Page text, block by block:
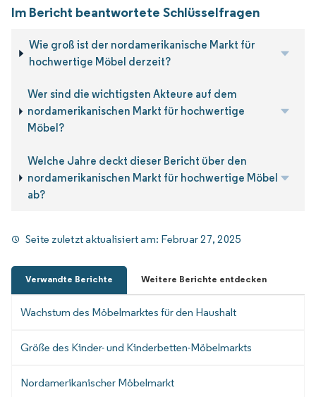
Im Bericht beantwortete Schlüsselfragen
Wie groß ist der nordamerikanische Markt für
hochwertige Möbel derzeit?
Wer sind die wichtigsten Akteure auf dem
nordamerikanischen Markt für hochwertige
Möbel?
Welche Jahre deckt dieser Bericht über den
nordamerikanischen Markt für hochwertige Möbel
ab?
Seite zuletzt aktualisiert am: Februar 27, 2025
Verwandte Berichte Weitere Berichte entdecken
Wachstum des Möbelmarktes für den Haushalt
Größe des Kinder- und Kinderbetten-Möbelmarkts
Nordamerikanischer Möbelmarkt